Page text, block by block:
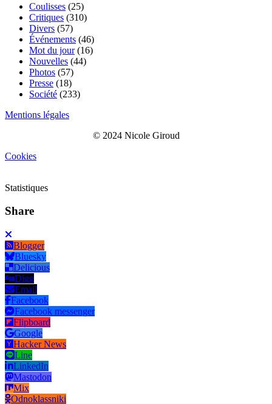
Coulisses (25)
Critiques (310)
Divers (57)
Événements (46)
Mot du jour(16)
Nouvelles (44)
Photos (57)
Presse (18)
Société (233)
Mentions légales
© 2024 Nicole Giroud
Cookies
Statistiques
Share
Blogger
Bluesky
Delicious
Digg
Email
Facebook
Facebook messenger
Flipboard
Google
Hacker News
Line
LinkedIn
Mastodon
Mix
Odnoklassniki